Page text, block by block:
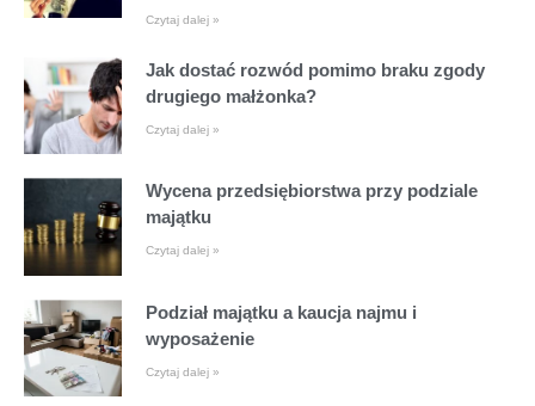
Czytaj dalej »
Jak dostać rozwód pomimo braku zgody
drugiego małżonka?
Czytaj dalej »
Wycena przedsiębiorstwa przy podziale
majątku
Czytaj dalej »
Podział majątku a kaucja najmu i
wyposażenie
Czytaj dalej »